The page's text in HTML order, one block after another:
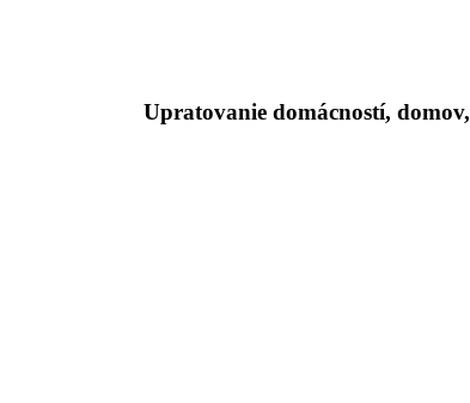
Upratovanie domácností,